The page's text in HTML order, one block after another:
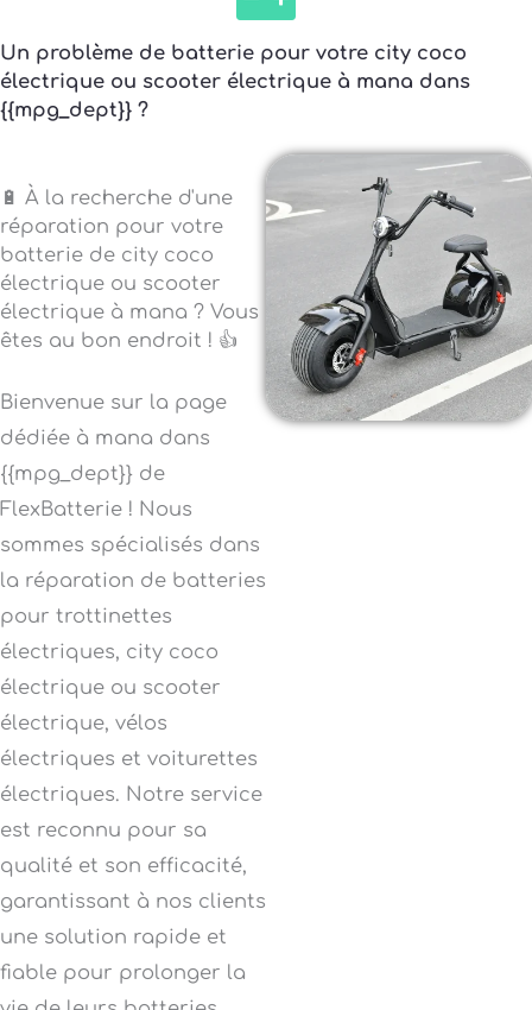
Un problème de batterie pour votre city coco
électrique ou scooter électrique à mana dans
{{mpg_dept}} ?
🔋 À la recherche d'une
réparation pour votre
batterie de city coco
électrique ou scooter
électrique à mana ? Vous
êtes au bon endroit ! 👍
Bienvenue sur la page
dédiée à mana dans
{{mpg_dept}} de
FlexBatterie ! Nous
sommes spécialisés dans
la réparation de batteries
pour trottinettes
électriques, city coco
électrique ou scooter
électrique, vélos
électriques et voiturettes
électriques. Notre service
est reconnu pour sa
qualité et son efficacité,
garantissant à nos clients
une solution rapide et
fiable pour prolonger la